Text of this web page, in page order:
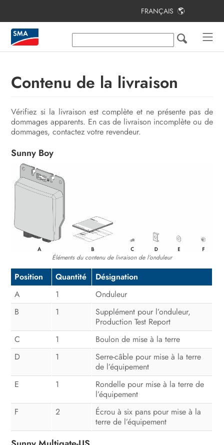
FRANÇAIS
Contenu de la livraison
Vérifiez si la livraison est complète et ne présente pas de
dommages apparents. En cas de livraison incomplète ou de
dommages, contactez votre revendeur.
Sunny Boy
Éléments du contenu de livraison de l’onduleur
Position Quantité
Désignation
A
1
Onduleur
B
1
Supplément pour l’onduleur,
Production Test Report
C
1
Boulon de mise à la terre
D
1
Serre-câble pour mise à la terre
de l’équipement
E
1
Rondelle pour mise à la terre de
l’équipement
F
2
Écrou à six pans pour mise à la
terre de l’équipement
Table des matières
Remarques relatives à ce document
Contenu de la livraison
Vue d’ensemble des produits
Montage
Raccordement électrique
Mise en service de l’installation
photovoltaïque
Configuration
Mise hors tension de l’onduleur
Mise hors tension du Sunny
Multigate
Recherche d’erreurs
Remise en service de l’onduleur
Mise hors service
Caractéristiques techniques
Accessoires et pièces de rechange
Contact